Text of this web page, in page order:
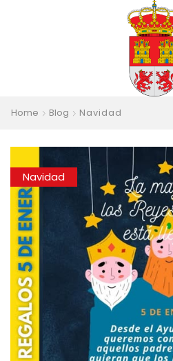
Home Blog Navidad
Navidad